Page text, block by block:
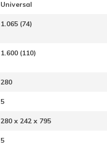
Universal
1.065 (74)
1.600 (110)
280
5
280 x 242 x 795
5